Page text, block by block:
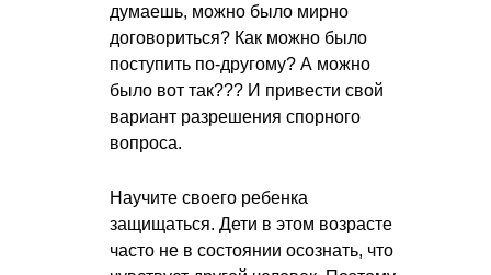
думаешь, можно было мирно
договориться? Как можно было
поступить по-другому? А можно
было вот так??? И привести свой
вариант разрешения спорного
вопроса.
Научите своего ребенка
защищаться. Дети в этом возрасте
часто не в состоянии осознать, что